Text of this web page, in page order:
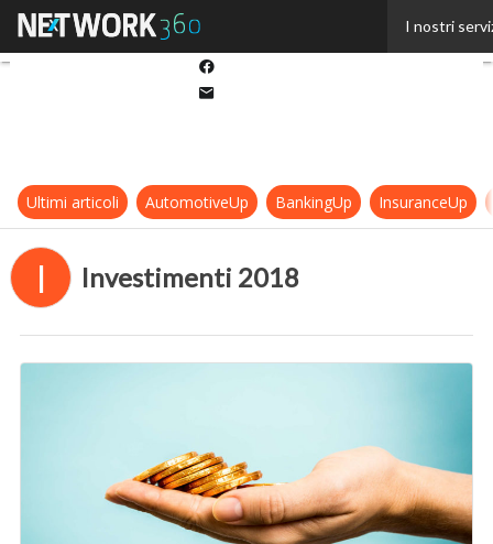
I nostri
Ultimi articoli AutomotiveUp BankingUp InsuranceUp
I Investimenti 2018